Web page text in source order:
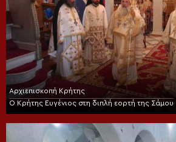
Αρχιεπισκοπή Κρήτης
Ο Κρήτης Ευγένιος στη διπλή εορτή της Σάμου